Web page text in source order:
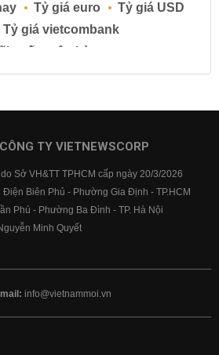
Tỷ giá euro
Tỷ giá USD
Tỷ giá vietcombank
suất ngân hàng
Lãi suất tiền gửi
BIDV
Vietcombank
TY VIETNEWSCORP
Sở VH&TT TPHCM cấp ngày 20/3/2026
Biên Phủ - Phường Gia Định - TP.HCM
Phú - Phường Ba Đình - TP. Hà Nội
Minh Quyết
info@vietnammoi.vn